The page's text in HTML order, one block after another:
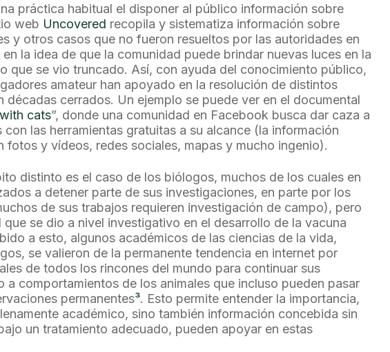
práctica habitual el disponer al público información sobre
web Uncovered recopila y sistematiza información sobre
y otros casos que no fueron resueltos por las autoridades en
la idea de que la comunidad puede brindar nuevas luces en la
que se vio truncado. Así, con ayuda del conocimiento público,
amateur han apoyado en la resolución de distintos
décadas cerrados. Un ejemplo se puede ver en el documental
cats”, donde una comunidad en Facebook busca dar caza a
las herramientas gratuitas a su alcance (la información
fotos y vídeos, redes sociales, mapas y mucho ingenio).
distinto es el caso de los biólogos, muchos de los cuales en
a detener parte de sus investigaciones, en parte por los
de sus trabajos requieren investigación de campo), pero
se dio a nivel investigativo en el desarrollo de la vacuna
a esto, algunos académicos de las ciencias de la vida,
se valieron de la permanente tendencia en internet por
de todos los rincones del mundo para continuar sus
a comportamientos de los animales que incluso pueden pasar
permanentes³. Esto permite entender la importancia,
académico, sino también información concebida sin
un tratamiento adecuado, pueden apoyar en estas